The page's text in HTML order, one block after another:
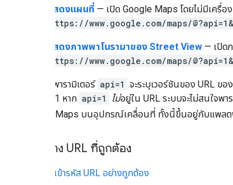
แสดงแผนที่ — เปิด Google Maps โดยไม่มีเครื่อ
https://www.google.com/maps/
แสดงภาพพาโนรามาของ Street View — เปิด
https://www.google.com/maps/
: พารามิเตอร์ api=1 จะระบุเวอร์ชันของ URL ข
เดียวคือ 1 หาก api=1 ไม่อยู่ใน URL ระบบจะไม่สนใจพ
Google Maps บนอุปกรณ์เคลื่อนที่ ทั้งนี้ขึ้นอยู่กับแพลต
การสร้าง URL ที่ถูกต้อง
เข้ารหัส URL อย่างถูกต้อง